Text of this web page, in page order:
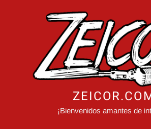
¡Bienvenidos amantes de